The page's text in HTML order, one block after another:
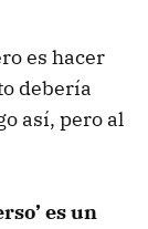
es hacer
debería
así, pero al
es un